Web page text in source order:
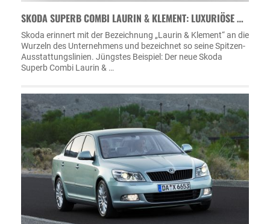
SKODA SUPERB COMBI LAURIN & KLEMENT: LUXURIÖSE …
Skoda erinnert mit der Bezeichnung „Laurin & Klement“ an die
Wurzeln des Unternehmens und bezeichnet so seine Spitzen-
Ausstattungslinien. Jüngstes Beispiel: Der neue Skoda
Superb Combi Laurin & …